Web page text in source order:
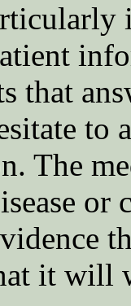
that
The
or
it will